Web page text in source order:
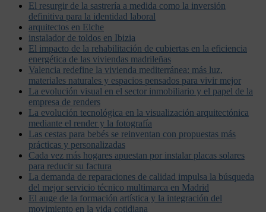
El resurgir de la sastrería a medida como la inversión
definitiva para la identidad laboral
arquitectos en Elche
instalador de toldos en Ibizia
El impacto de la rehabilitación de cubiertas en la eficiencia
energética de las viviendas madrileñas
Valencia redefine la vivienda mediterránea: más luz,
materiales naturales y espacios pensados para vivir mejor
La evolución visual en el sector inmobiliario y el papel de la
empresa de renders
La evolución tecnológica en la visualización arquitectónica
mediante el render y la fotografía
Las cestas para bebés se reinventan con propuestas más
prácticas y personalizadas
Cada vez más hogares apuestan por instalar placas solares
para reducir su factura
La demanda de reparaciones de calidad impulsa la búsqueda
del mejor servicio técnico multimarca en Madrid
El auge de la formación artística y la integración del
movimiento en la vida cotidiana